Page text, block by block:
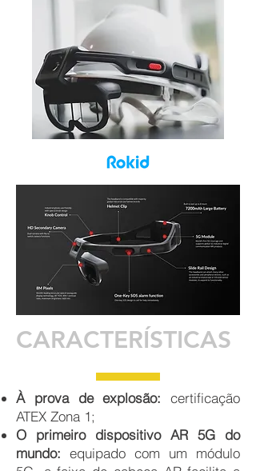
CARACTERÍSTICAS
À prova de explosão: certificação
ATEX Zona 1;
O primeiro dispositivo AR 5G do
mundo: equipado com um módulo